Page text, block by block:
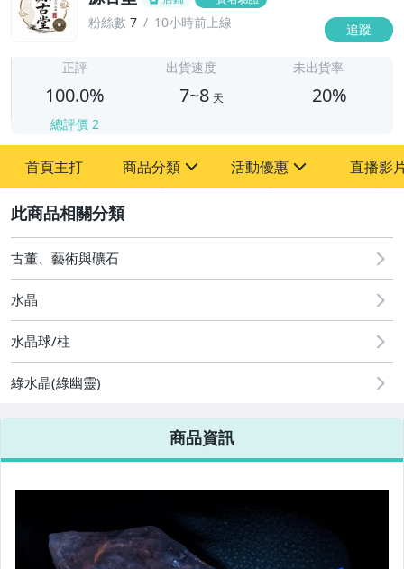
粉絲數 7 10小時前上線 追蹤
正評
100.0%
總評價 2
出貨速度
7~8 天
未出貨率
20%
首頁主打 商品分類
其它
活動優惠
[全店] 周年慶
[全店] 粉絲專享
直播影
古董、藝術與礦石
水晶
水晶球/柱
綠水晶(綠幽靈)
商品資訊